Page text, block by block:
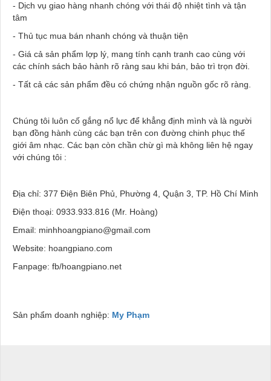
- Dịch vụ giao hàng nhanh chóng với thái độ nhiệt tình và tận
tâm
- Thủ tục mua bán nhanh chóng và thuận tiện
- Giá cả sản phẩm lợp lý, mang tính cạnh tranh cao cùng với
các chính sách bảo hành rõ ràng sau khi bán, bảo trì trọn đời.
- Tất cả các sản phẩm đều có chứng nhận nguồn gốc rõ ràng.
Chúng tôi luôn cố gắng nổ lực để khẳng định mình và là người
bạn đồng hành cùng các bạn trên con đường chinh phục thế
giới âm nhạc. Các bạn còn chần chừ gì mà không liên hệ ngay
với chúng tôi :
Địa chỉ: 377 Điện Biên Phủ, Phường 4, Quận 3, TP. Hồ Chí Minh
Điện thoại: 0933.933.816 (Mr. Hoàng)
Email: minhhoangpiano@gmail.com
Website: hoangpiano.com
Fanpage: fb/hoangpiano.net
Sản phẩm doanh nghiệp: My Phạm